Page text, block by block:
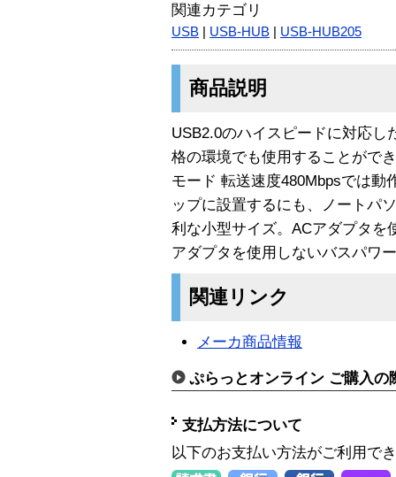
関連カテゴリ
USB USB-HUB USB-HUB205
商品説明
USB2.0のハイスピードに対応し
格の環境でも使用することがで
モード 転送速度480Mbpsでは動
ップに設置するにも、ノートパ
利な小型サイズ。ACアダプタを
アダプタを使用しないバスパワ
関連リンク
メーカ商品情報
ぷらっとオンライン ご購入の
支払方法について
以下のお支払い方法がご利用で